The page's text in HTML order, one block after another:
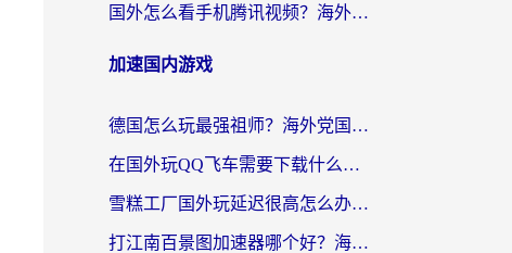
国外怎么看手机腾讯视频？海外党亲测有效的追剧加速器选择指南
加速国内游戏
德国怎么玩最强祖师？海外党国服游戏加速器选择全攻略（附宝可梦Online实测）
在国外玩QQ飞车需要下载什么加速器呢？海外党亲测有效的国服游戏加速指南
雪糕工厂国外玩延迟很高怎么办？海外玩家国服游戏加速终极攻略（附实测推荐）
打江南百景图加速器哪个好？海外党踩坑N次后，终于找到不卡的秘诀